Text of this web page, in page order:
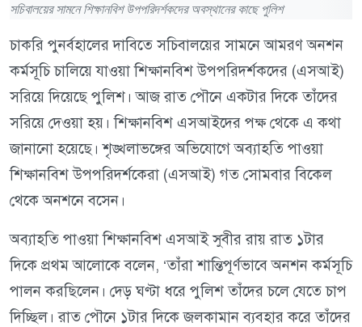
সচিবালয়ের সামনে শিক্ষানবিশ উপপরিদর্শকদের অবস্থানের কাছে পুলিশ
চাকরি পুনর্বহালের দাবিতে সচিবালয়ের সামনে আমরণ অনশন
কর্মসূচি চালিয়ে যাওয়া শিক্ষানবিশ উপপরিদর্শকদের (এসআই)
সরিয়ে দিয়েছে পুলিশ। আজ রাত পৌনে একটার দিকে তাঁদের
সরিয়ে দেওয়া হয়। শিক্ষানবিশ এসআইদের পক্ষ থেকে এ কথা
জানানো হয়েছে। শৃঙ্খলাভঙ্গের অভিযোগে অব্যাহতি পাওয়া
শিক্ষানবিশ উপপরিদর্শকেরা (এসআই) গত সোমবার বিকেল
থেকে অনশনে বসেন।
অব্যাহতি পাওয়া শিক্ষানবিশ এসআই সুবীর রায় রাত ১টার
দিকে প্রথম আলোকে বলেন, ‘তাঁরা শান্তিপূর্ণভাবে অনশন কর্মসূচি
পালন করছিলেন। দেড় ঘণ্টা ধরে পুলিশ তাঁদের চলে যেতে চাপ
দিচ্ছিল। রাত পৌনে ১টার দিকে জলকামান ব্যবহার করে তাঁদের